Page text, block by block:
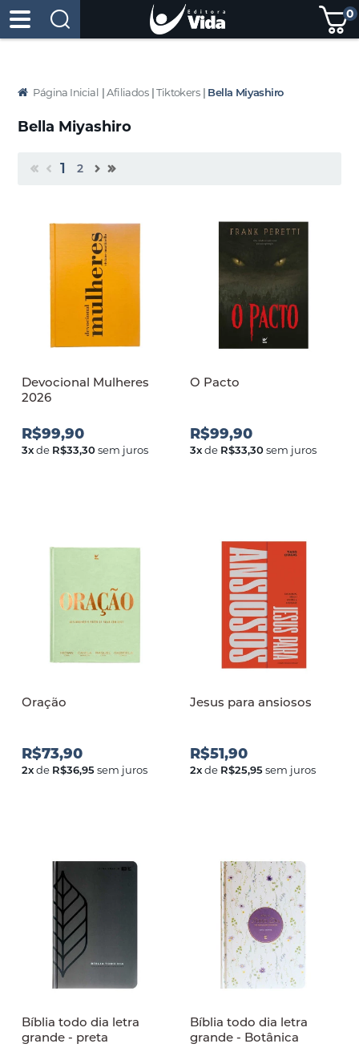
0
Página Inicial | Afiliados | Tiktokers | Bella Miyashiro
Bella Miyashiro
1 2
Devocional Mulheres
2026
R$99,90
3xde R$33,30sem juros
O Pacto
R$99,90
3xde R$33,30sem juros
Oração
R$73,90
2xde R$36,95sem juros
Jesus para ansiosos
R$51,90
2xde R$25,95sem juros
Bíblia todo dia letra
grande - preta
Bíblia todo dia letra
grande - Botânica